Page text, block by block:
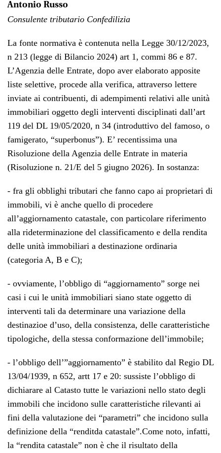
Antonio Russo
Consulente tributario Confedilizia
La fonte normativa è contenuta nella Legge 30/12/2023,
n 213 (legge di Bilancio 2024) art 1, commi 86 e 87.
L’Agenzia delle Entrate, dopo aver elaborato apposite
liste selettive, procede alla verifica, attraverso lettere
inviate ai contribuenti, di adempimenti relativi alle unità
immobiliari oggetto degli interventi disciplinati dall’art
119 del DL 19/05/2020, n 34 (introduttivo del famoso, o
famigerato, “superbonus”). E’ recentissima una
Risoluzione della Agenzia delle Entrate in materia
(Risoluzione n. 21/E del 5 giugno 2026). In sostanza:
- fra gli obblighi tributari che fanno capo ai proprietari di
immobili, vi è anche quello di procedere
all’aggiornamento catastale, con particolare riferimento
alla rideterminazione del classificamento e della rendita
delle unità immobiliari a destinazione ordinaria
(categoria A, B e C);
- ovviamente, l’obbligo di “aggiornamento” sorge nei
casi i cui le unità immobiliari siano state oggetto di
interventi tali da determinare una variazione della
destinazioe d’uso, della consistenza, delle caratteristiche
tipologiche, della stessa conformazione dell’immobile;
- l’obbligo dell’”aggiornamento” è stabilito dal Regio DL
13/04/1939, n 652, artt 17 e 20: sussiste l’obbligo di
dichiarare al Catasto tutte le variazioni nello stato degli
immobili che incidono sulle caratteristiche rilevanti ai
fini della valutazione dei “parametri” che incidono sulla
definizione della “renditda catastale”.Come noto, infatti,
la “rendita catastale” non è che il risultato della